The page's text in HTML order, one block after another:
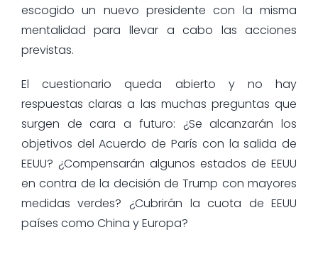
escogido un nuevo presidente con la misma
mentalidad para llevar a cabo las acciones
previstas.
El cuestionario queda abierto y no hay
respuestas claras a las muchas preguntas que
surgen de cara a futuro: ¿Se alcanzarán los
objetivos del Acuerdo de París con la salida de
EEUU? ¿Compensarán algunos estados de EEUU
en contra de la decisión de Trump con mayores
medidas verdes? ¿Cubrirán la cuota de EEUU
países como China y Europa?